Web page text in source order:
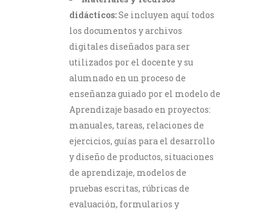
didácticos:Se incluyen aquí todos
los documentos y archivos
digitales diseñados para ser
utilizados por el docente y su
alumnado en un proceso de
enseñanza guiado por el modelo de
Aprendizaje basado en proyectos:
manuales, tareas, relaciones de
ejercicios, guías para el desarrollo
y diseño de productos, situaciones
de aprendizaje, modelos de
pruebas escritas, rúbricas de
evaluación, formularios y